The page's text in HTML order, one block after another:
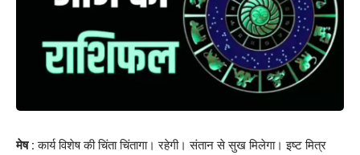
मेष : कार्य विशेष की चिंता चिंतागा। रहेगी। संतान से सुख मिलेगा। इष्ट मित्र